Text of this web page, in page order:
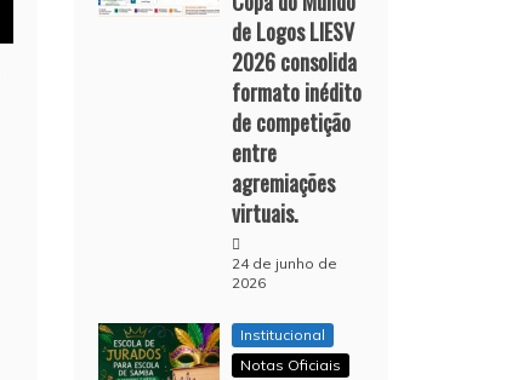
de Logos LIESV
2026 consolida
formato inédito
de competição
entre
agremiações
virtuais.
24 de junho de
2026
Institucional
Notas Oficiais